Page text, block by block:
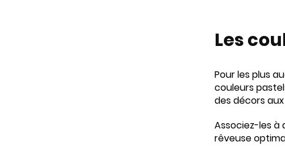
Les
Pour les plus
couleurs
des décors aux
Associez-les à
rêveuse